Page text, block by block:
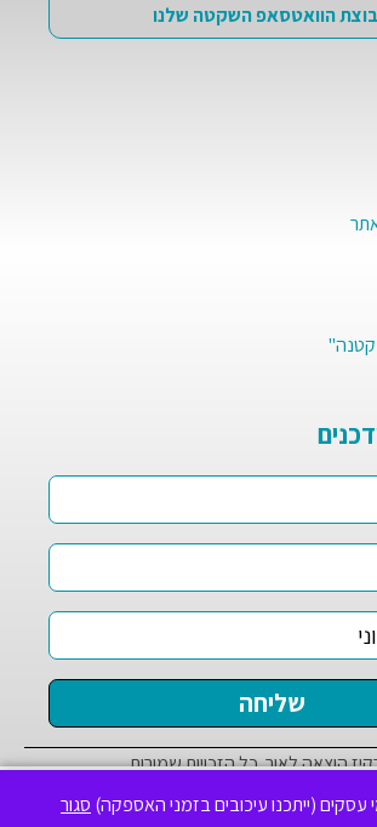
סגור
הוואטסאפ השקטה שלנו
הוצאה לאור. כל הזכויות שמורות
המשך גלישה מהווה הסכמה לכך. מידע נוסף